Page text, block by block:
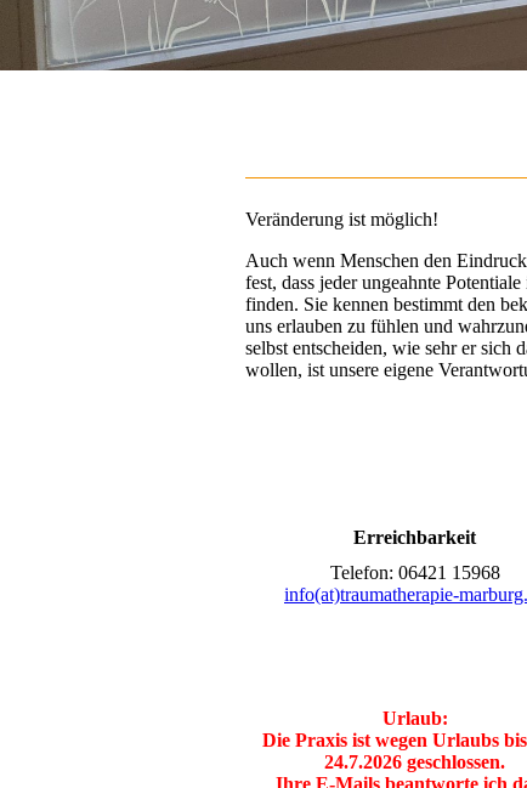
Veränderung ist möglich!
Auch wenn Menschen den
fest, dass jeder ungeahnte
finden. Sie kennen bestimmt den
uns erlauben zu fühlen und
selbst entscheiden, wie sehr er sich
wollen, ist unsere eigene
Erreichbarkeit
Telefon: 06421 15968
info(at)traumatherapie-
Urlaub:
Die Praxis ist wegen Urlaubs
24.7.2026 geschlossen.
Ihre E-Mails beantworte ich